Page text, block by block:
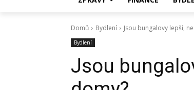
Domů Bydlení Jsou bungalovy lepší,
Bydlení
Jsou